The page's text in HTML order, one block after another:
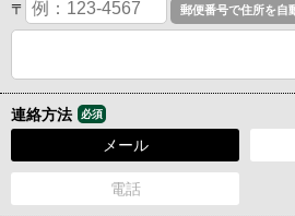
〒
連絡方法 必須
メール
電話